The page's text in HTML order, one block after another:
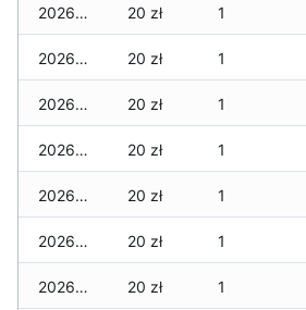
2026-04-29 20 zł 1
2026-04-28 20 zł 1
2026-04-27 20 zł 1
2026-04-26 20 zł 1
2026-04-25 20 zł 1
2026-04-24 20 zł 1
2026-04-23 20 zł 1